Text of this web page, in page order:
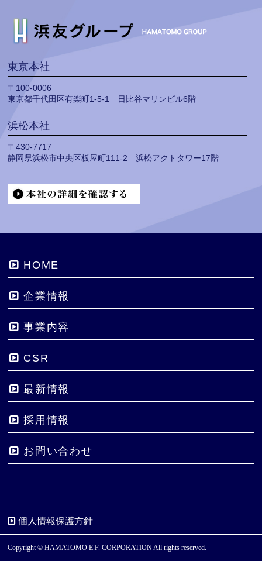
東京本社
〒100-0006
東京都千代田区有楽町1-5-1 日比谷マリンビル6階
浜松本社
〒430-7717
静岡県浜松市中央区板屋町111-2 浜松アクトタワー17階
HOME
企業情報
事業内容
CSR
最新情報
採用情報
お問い合わせ
個人情報保護方針
Copyright © HAMATOMO E.F. CORPORATION All rights reserved.